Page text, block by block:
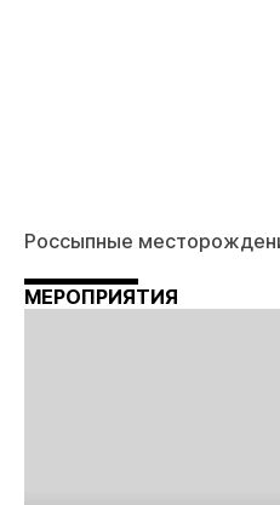
Россыпные
МЕРОПРИЯТИЯ